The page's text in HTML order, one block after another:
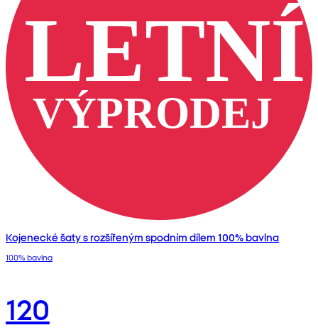
Kojenecké šaty s rozšířeným spodním dílem 100% bavlna
100% bavlna
120